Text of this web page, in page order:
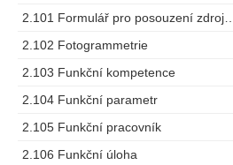
2.102 Fotogrammetrie
2.103 Funkční kompetence
2.104 Funkční parametr
2.105 Funkční pracovník
2.106 Funkční úloha